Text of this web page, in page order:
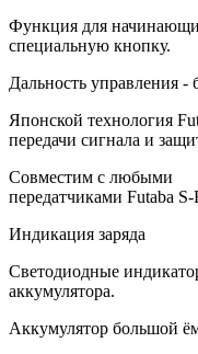
Функция для
специальную кнопку.
Дальность управления -
Японской технология
передачи сигнала и
Совместим с любыми
передатчиками Futaba S-
Индикация заряда
Светодиодные
аккумулятора.
Аккумулятор большой